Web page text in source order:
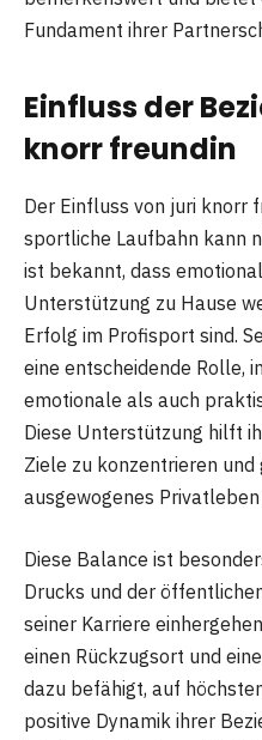
Fundament ihrer
Einfluss der
knorr freundin
Der Einfluss von juri knorr
sportliche Laufbahn kann
ist bekannt, dass
Unterstützung zu Hause
Erfolg im Profisport sind.
eine entscheidende Rolle,
emotionale als auch
Diese Unterstützung hilft
Ziele zu konzentrieren und
ausgewogenes
Diese Balance ist
Drucks und der
seiner Karriere
einen Rückzugsort und
dazu befähigt, auf
positive Dynamik ihrer